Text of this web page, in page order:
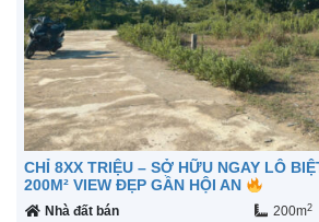
CHỈ 8XX TRIỆU – SỞ HỮU NGAY LÔ
200M² VIEW ĐẸP GẦN HỘI AN
Nhà đất bán 200m2